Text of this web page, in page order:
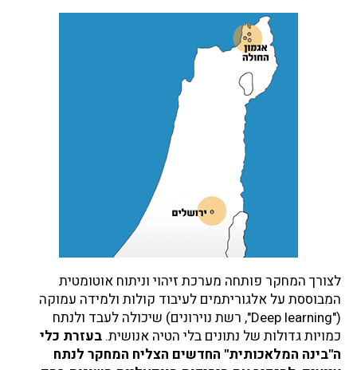
לצורך המחקר פותחה מערכת זיהוי וניתוח אוטומטית
המבוססת על אלגוריתמים לעיבוד קולות ולמידה עמוקה
("Deep learning", רשת נוירונים) שיכולה לעבד ולנתח
כמויות גדולות של נתונים בלי הטיה אנושית. בעזרת כלי
ה"בינה המלאכותית" החדשים הצליח המחקר לנתח